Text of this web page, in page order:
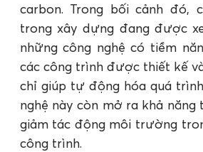
carbon. Trong bối cảnh đó,
trong xây dựng đang được
những công nghệ có tiềm
các công trình được thiết kế
chỉ giúp tự động hóa quá
nghệ này còn mở ra khả
giảm tác động môi trường
công trình.